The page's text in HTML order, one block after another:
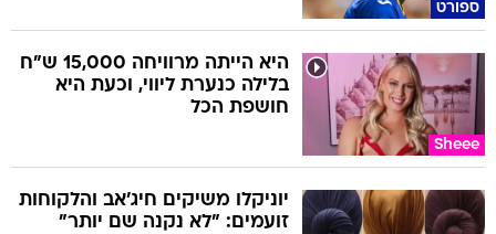
ספורט
Sheee
היא הייתה מרוויחה 15,000 ש"ח
בלילה כנערת ליווי, וכעת היא
חושפת הכל
יוניקלו משיקים חיג'אב והלקוחות
זועמים: "לא נקנה שם יותר"